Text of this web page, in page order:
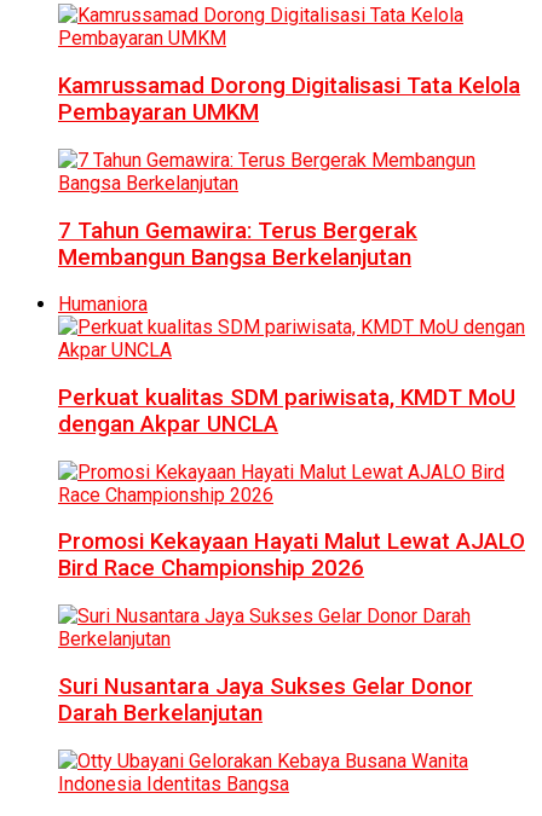
Kamrussamad Dorong Digitalisasi Tata Kelola
Pembayaran UMKM
7 Tahun Gemawira: Terus Bergerak
Membangun Bangsa Berkelanjutan
Humaniora
Perkuat kualitas SDM pariwisata, KMDT MoU
dengan Akpar UNCLA
Promosi Kekayaan Hayati Malut Lewat AJALO
Bird Race Championship 2026
Suri Nusantara Jaya Sukses Gelar Donor
Darah Berkelanjutan